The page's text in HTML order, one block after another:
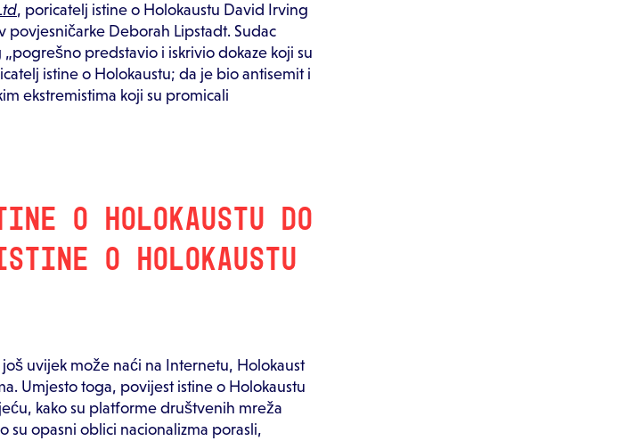
, poricatelj istine o Holokaustu David Irving
povjesničarke Deborah Lipstadt. Sudac
predstavio i iskrivio dokaze koji su
istine o Holokaustu; da je bio antisemit i
ekstremistima koji su promicali
O HOLOKAUSTU DO
O HOLOKAUSTU
uvijek može naći na Internetu, Holokaust
Umjesto toga, povijest istine o Holokaustu
kako su platforme društvenih mreža
su opasni oblici nacionalizma porasli,